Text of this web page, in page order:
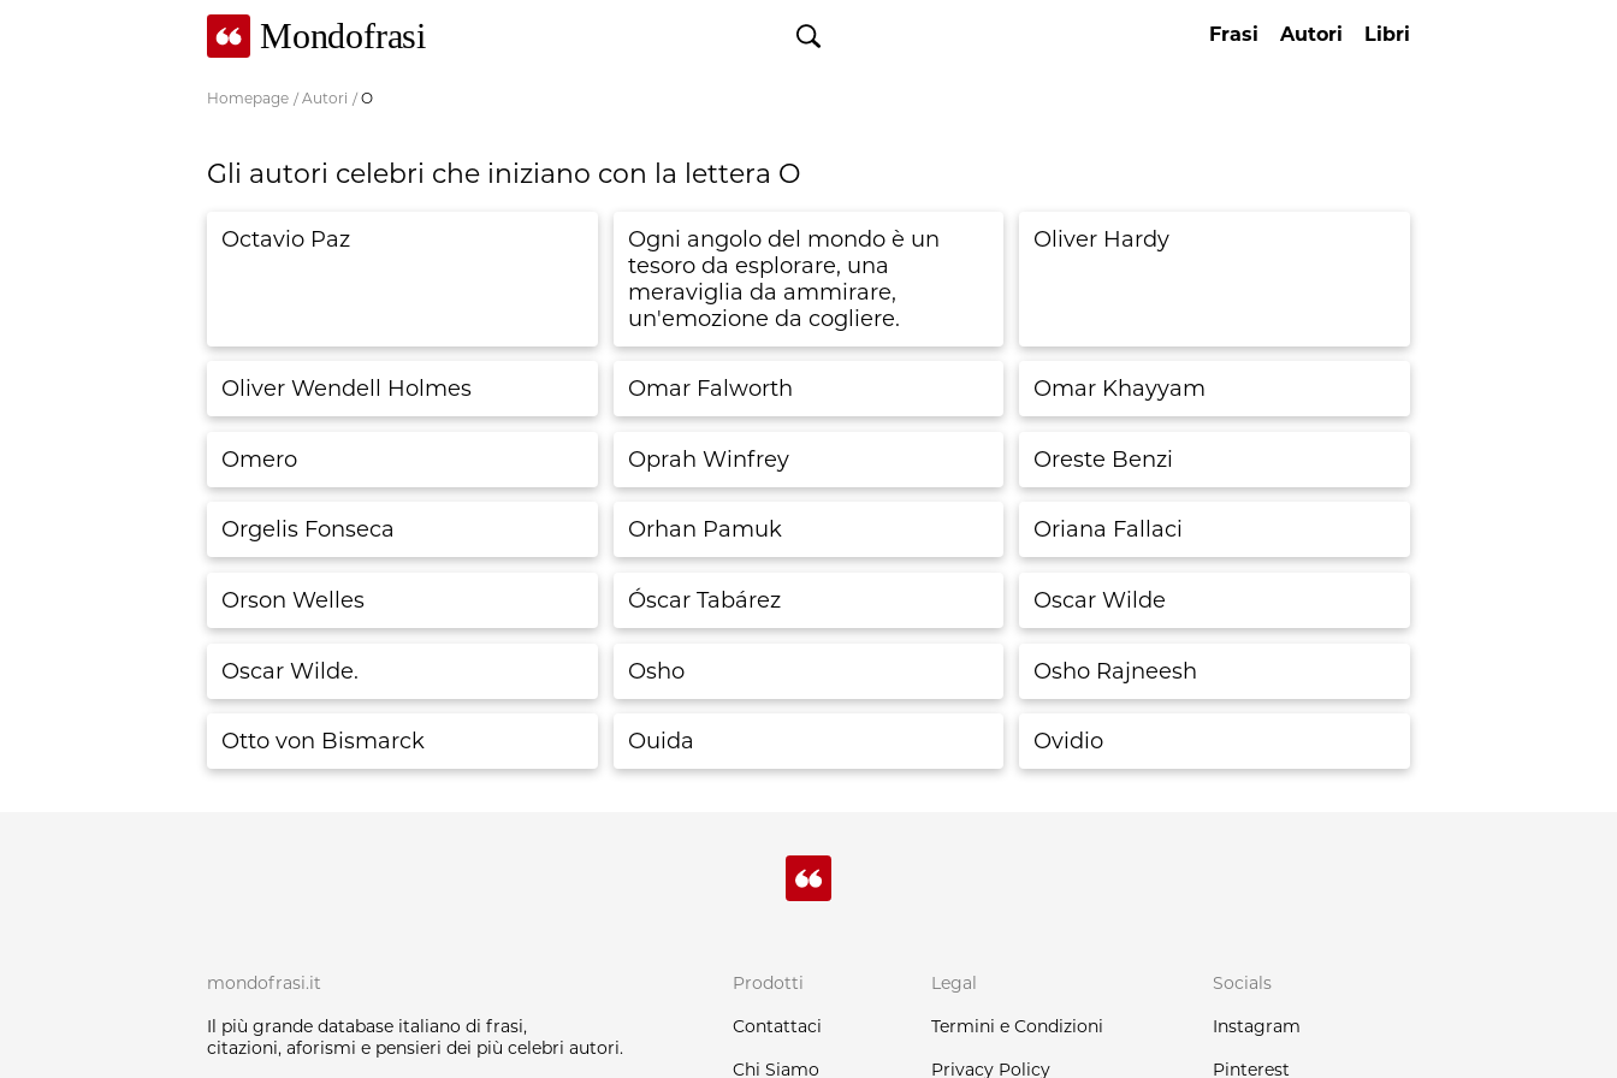
Mondofrasi Frasi Autori Libri
Homepage / Autori / O
Gli autori celebri che iniziano con la lettera O
Octavio Paz
Ogni angolo del mondo è un
tesoro da esplorare, una
meraviglia da ammirare,
un'emozione da cogliere.
Oliver Hardy
Oliver Wendell Holmes Omar Falworth Omar Khayyam
Omero Oprah Winfrey Oreste Benzi
Orgelis Fonseca Orhan Pamuk Oriana Fallaci
Orson Welles Óscar Tabárez Oscar Wilde
Oscar Wilde. Osho Osho Rajneesh
Otto von Bismarck Ouida Ovidio
mondofrasi.it
Il più grande database italiano di frasi,
citazioni, aforismi e pensieri dei più celebri autori.
Prodotti
Contattaci
Chi Siamo
Legal
Termini e Condizioni
Privacy Policy
Socials
Instagram
Pinterest